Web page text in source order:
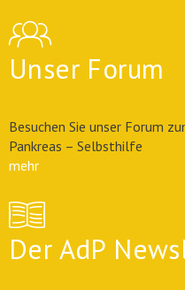
Unser Forum
Besuchen Sie unser Forum
Pankreas – Selbsthilfe
mehr
Der AdP